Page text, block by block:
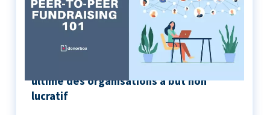
Peer-to-Peer Fundraising 101 | Le guide
ultime des organisations à but non
lucratif